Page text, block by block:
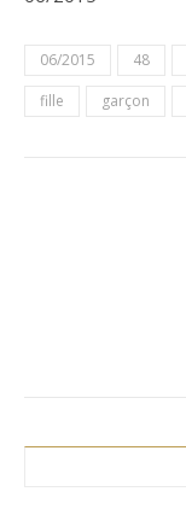
06/2015 48
fille
garçon